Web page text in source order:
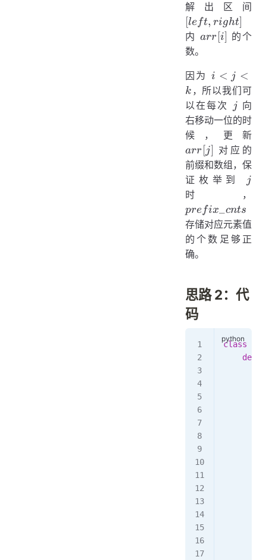
解出区间
[le ft, right]
内arr[i]
arr [i] 的个
数。
因为i
<
j
<
i < j <
k ，所以我们可
以在每次
jj 向
右移动一位的时
候，更新
arr [j] 对应的
前缀和数组，保
证枚举到
jj
时，
pre fix cnts
存储对应元素值
的个数足够正
确。
思路 2：代
码
class
    def